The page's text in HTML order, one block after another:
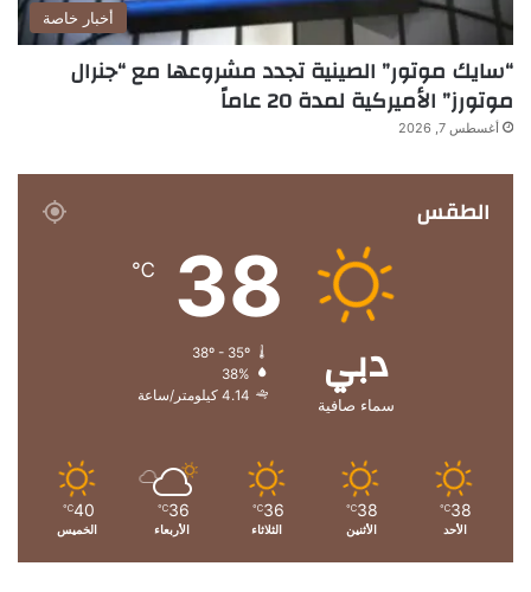
أخبار خاصة
“سايك موتور” الصينية تجدد مشروعها مع “جنرال
موتورز” الأميركية لمدة 20 عاماً
أغسطس 7, 2026
الطقس
دبي
سماء صافية
38
℃
38º - 35º
38%
4.14 كيلومتر/ساعة
38
℃
الأحد
38
℃
الأثنين
36
℃
الثلاثاء
36
℃
الأربعاء
40
℃
الخميس